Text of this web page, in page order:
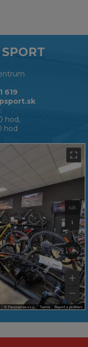
619
hod,
hod